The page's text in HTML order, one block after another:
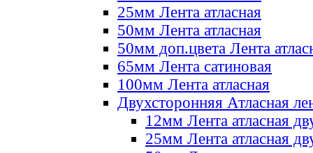
25мм Лента атласная
50мм Лента атласная
50мм доп.цвета Лента
65мм Лента сатиновая
100мм Лента атласная
Двухсторонняя Атласная
12мм Лента атласная
25мм Лента атласная